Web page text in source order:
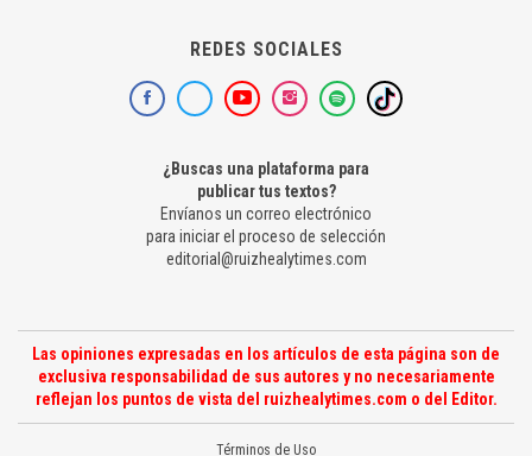
REDES SOCIALES
¿Buscas una plataforma para
publicar tus textos?
Envíanos un correo electrónico
para iniciar el proceso de selección
editorial@ruizhealytimes.com
Las opiniones expresadas en los artículos de esta página son de
exclusiva responsabilidad de sus autores y no necesariamente
reflejan los puntos de vista del ruizhealytimes.com o del Editor.
Términos de Uso